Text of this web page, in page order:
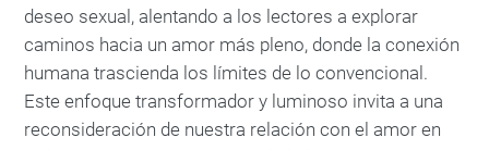
deseo sexual, alentando a los lectores a explorar
caminos hacia un amor más pleno, donde la conexión
humana trascienda los límites de lo convencional.
Este enfoque transformador y luminoso invita a una
reconsideración de nuestra relación con el amor en